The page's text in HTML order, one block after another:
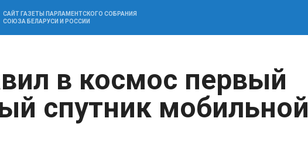
САЙТ ГАЗЕТЫ ПАРЛАМЕНТСКОГО СОБРАНИЯ
СОЮЗА БЕЛАРУСИ И РОССИИ
в космос первый
спутник мобильной